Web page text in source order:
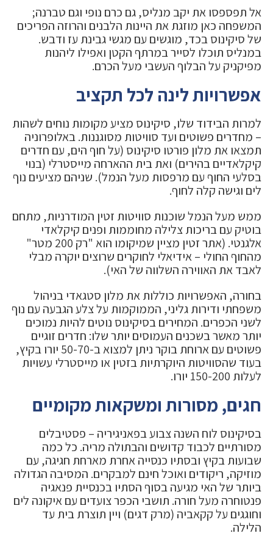
אל תפספסו את יקב מנליס, גם כרם נופי וגם טברנה;
המשפחה כאן מוזגת את היינות הלבנים והרוזה הפריכים
של סיקינוס בכד, מוגשים עם מגשי גבינת עז ודבש.
במנליס תוכלו לסייר במרתף הקטן ואפילו ליהנות
מפיקניק על הבלוף העשבי מעל הכרם.
אפשרויות לינה לכל תקציב
למרות הבידוד שלו, סיקינוס מציע מקומות נוחים לשהות
– מחדרים פשוטים ועד סוויטות מסוגננות. באלופרוניה
תמצאו את מלון פורטו סיקינוס (על חוף הים, עם חדרים
קיקלאדיים בהירים) ואת בית ההארחה מייסטרלי (בנוי
בסלעי החוף עם מרפסות מעל הנמל). שניהם מציעים נוף
לים וגישה קלה לחוף.
ממש מעל הנמל שוכנות סוויטות זטין המודרניות, מתחם
בוטיק עם בריכות צלילה מחוממות ופנים קיקלאדי
אלגנטי. (אתר זטין מציין שמיקומו הוא "רק 200 מטר"
מהחוף החולי – אידיאלי לחוקרים שרוצים יוקרה מבלי
לאבד את האווירה השלווה של האי).
בחורה, האפשרויות כוללות את מלון סטגאדי בניהול
משפחתי ודירות גליני, הממוקמות על צלע הגבעה עם נוף
לשני הכפרים. המחירים בסיקינוס נוטים להיות נמוכים
יותר מאשר בשכנים העמוסים יותר שלו: חדרים זוגיים
פשוטים עם ארוחת בוקר ניתן למצוא ב-50-70 יורו בקיץ,
בעוד שהסוויטות היוקרתיות בזטין או מייסטרלי עשויות
לעלות 150-200 יורו.
חגים, מסורות ומשקאות מקומיים
בסיקינוס לוח השנה צבוע בפאניגיריה – פסטיבלים
מסורתיים לכבוד קדושים והבתולה מריה. כל כמה
שבועות בקיץ ובסתיו כנסייה אחרת מארחת חגיגה, עם
מוזיקה, ריקודים ואוכל חינם למבקרים. המסיבה הגדולה
ביותר של האי מגיעה בסוף הסתיו בכנסיית פנאגיה
פנטוחרה מעל חורה. תושבי הכפר צועדים עם איקונה לים
וחוגגים על קקאביה (מרק דגים) ויין תוצרת בית עד
הלילה.